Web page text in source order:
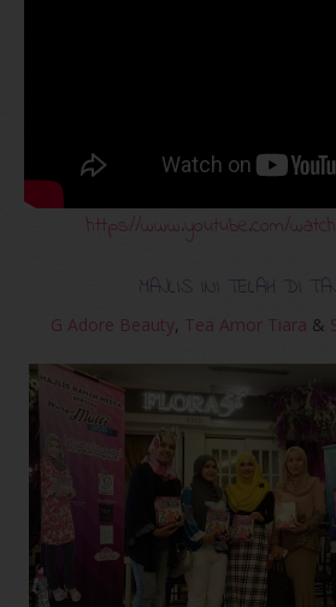
https://www.youtube.com/
MAJLIS INI TELAH DI
G Adore Beauty, Tea Amor Tiara &